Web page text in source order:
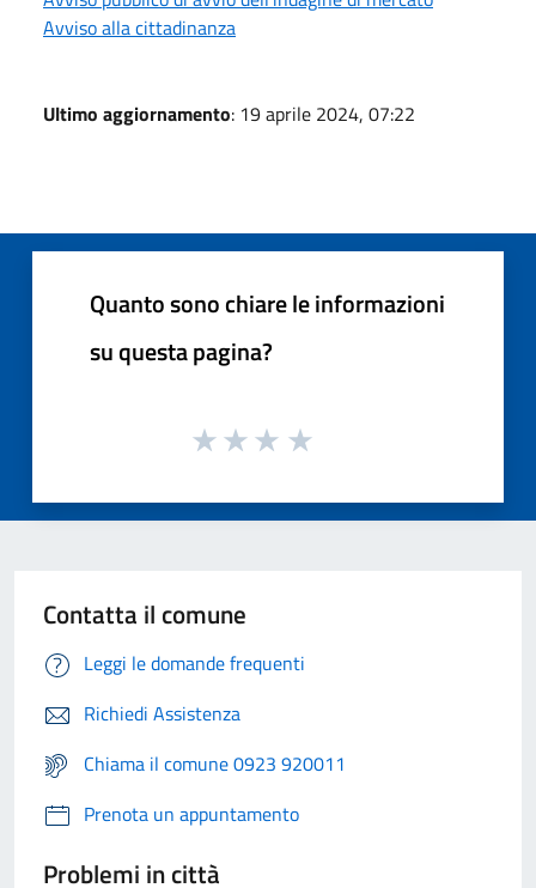
Avviso alla cittadinanza
Ultimo aggiornamento: 19 aprile 2024, 07:22
Quanto sono chiare le informazioni
su questa pagina?
Contatta il comune
Leggi le domande frequenti
Richiedi Assistenza
Chiama il comune 0923 920011
Prenota un appuntamento
Problemi in città